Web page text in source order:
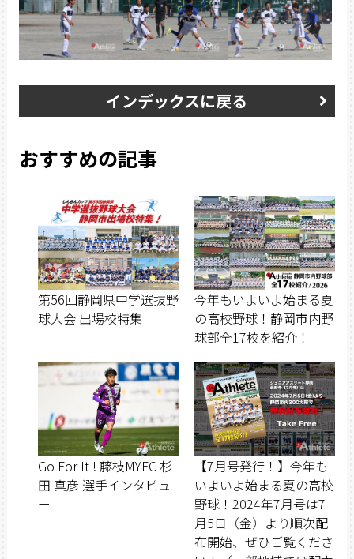
インデックスに戻る
おすすめの記事
第56回静岡県中学選抜野
球大会 出場校特集
今年もいよいよ始まる夏
の高校野球！静岡市内野
球部全17校を紹介！
Go For It ! 藤枝MYFC 杉
田 真彦 選手インタビュ
ー
【7月号発行！】今年も
いよいよ始まる夏の高校
野球！2024年7月号は7
月5日（金）より順次配
布開始、ぜひご覧くださ